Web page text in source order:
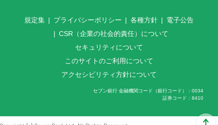
規定集 プライバシーポリシー 各種方針
電子公告
CSR（企業の社会的責任）について
セキュリティについて
このサイトのご利用について
アクセシビリティ方針について
セブン銀行 金融機関コード（銀行コード）
0034
証券コード
8410